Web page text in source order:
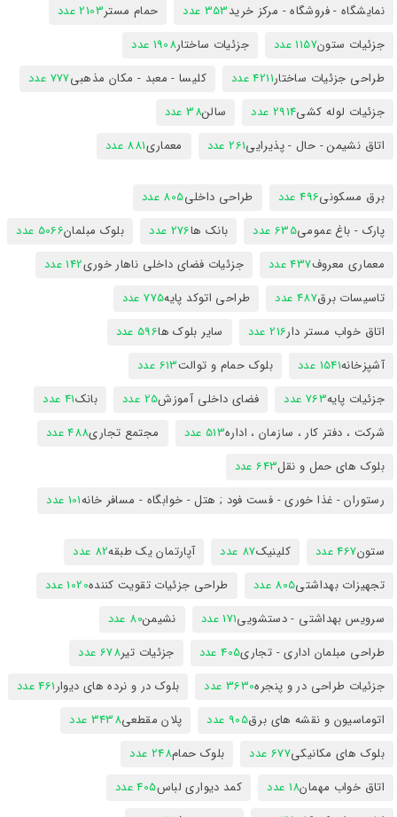
نمایشگاه - فروشگاه - مرکز خرید353 عدد حمام مستر2103 عدد
جزئیات ستون1157 عدد جزئیات ساختار1908 عدد
طراحی جزئیات ساختار4211 عدد کلیسا - معبد - مکان مذهبی777 عدد
جزئیات لوله کشی2914 عدد سالن38 عدد
اتاق نشیمن - حال - پذیرایی261 عدد معماری881 عدد
برق مسکونی496 عدد طراحی داخلی805 عدد
پارک - باغ عمومی635 عدد بانک ها276 عدد بلوک مبلمان5066 عدد
معماری معروف437 عدد جزئیات فضای داخلی ناهار خوری142 عدد
تاسیسات برق487 عدد طراحی اتوکد پایه775 عدد
اتاق خواب مستر دار216 عدد سایر بلوک ها596 عدد
آشپزخانه1541 عدد بلوک حمام و توالت613 عدد
جزئیات پایه763 عدد فضای داخلی آموزش25 عدد بانک41 عدد
شرکت ، دفتر کار ، سازمان ، اداره513 عدد مجتمع تجاری488 عدد
بلوک های حمل و نقل643 عدد
رستوران - غذا خوری - فست فود ; هتل - خوابگاه - مسافر خانه101 عدد
ستون467 عدد کلینیک87 عدد آپارتمان یک طبقه82 عدد
تجهیزات بهداشتی805 عدد طراحی جزئیات تقویت کننده1020 عدد
سرویس بهداشتی - دستشویی171 عدد نشیمن80 عدد
طراحی مبلمان اداری - تجاری405 عدد جزئیات تیر678 عدد
جزئیات طراحی در و پنجره3630 عدد بلوک در و نرده های دیوار461 عدد
اتوماسیون و نقشه های برق905 عدد پلان مقطعی3438 عدد
بلوک های مکانیکی677 عدد بلوک حمام248 عدد
اتاق خواب مهمان18 عدد کمد دیواری لباس405 عدد